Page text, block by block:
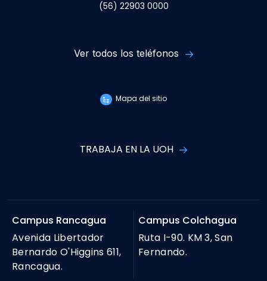
(56) 22903 0000
Ver todos los teléfonos
Mapa del sitio
TRABAJA EN LA UOH
Campus Rancagua
Avenida Libertador
Bernardo O'Higgins 611,
Rancagua.
Campus Colchagua
Ruta I-90. KM 3, San
Fernando.